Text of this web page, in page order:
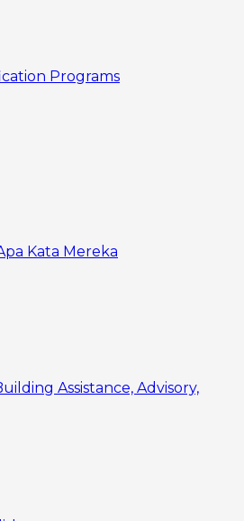
Programs
Kata Mereka
Assistance, Advisory,